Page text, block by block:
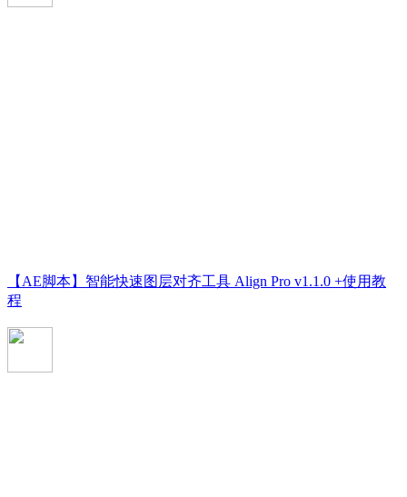
【AE脚本】智能快速图层对齐工具 Align Pro v1.1.0 +使用教
程